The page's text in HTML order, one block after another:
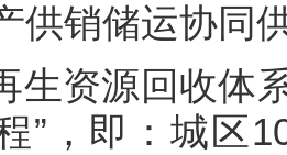
供销储运协同
生资源回收体
”，即：城区